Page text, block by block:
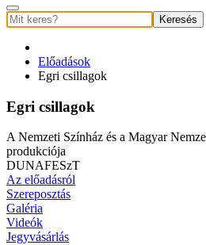
Keresés
Előadások
Egri csillagok
Egri csillagok
A Nemzeti Színház és a Magyar
produkciója
DUNAFESzT
Az előadásról
Szereposztás
Galéria
Videók
Jegyvásárlás